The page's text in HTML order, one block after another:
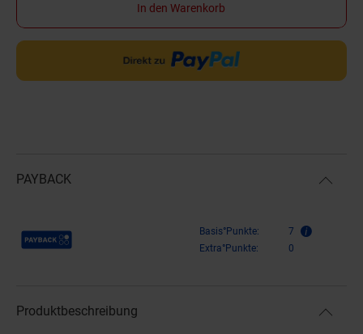
In den Warenkorb
PAYBACK
Payback Punkte Basis°Punkte:
7
Extra°Punkte:
0
Produktbeschreibung